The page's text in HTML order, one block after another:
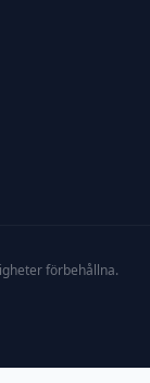
förbehållna.